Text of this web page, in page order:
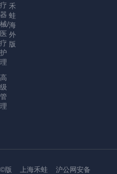
疗
器
械/
医
疗
护
理
高
级
管
理
禾
蛙
海
外
版
©版
上海禾蛙
沪公网安备